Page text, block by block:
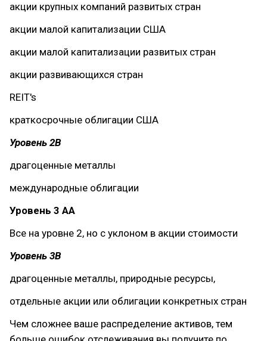
акции крупных компаний развитых стран
акции малой капитализации США
акции малой капитализации развитых стран
акции развивающихся стран
REIT's
краткосрочные облигации США
Уровень 2B
драгоценные металлы
международные облигации
Уровень 3 АА
Все на уровне 2, но с уклоном в акции стоимости
Уровень 3B
драгоценные металлы, природные ресурсы,
отдельные акции или облигации конкретных стран
Чем сложнее ваше распределение активов, тем